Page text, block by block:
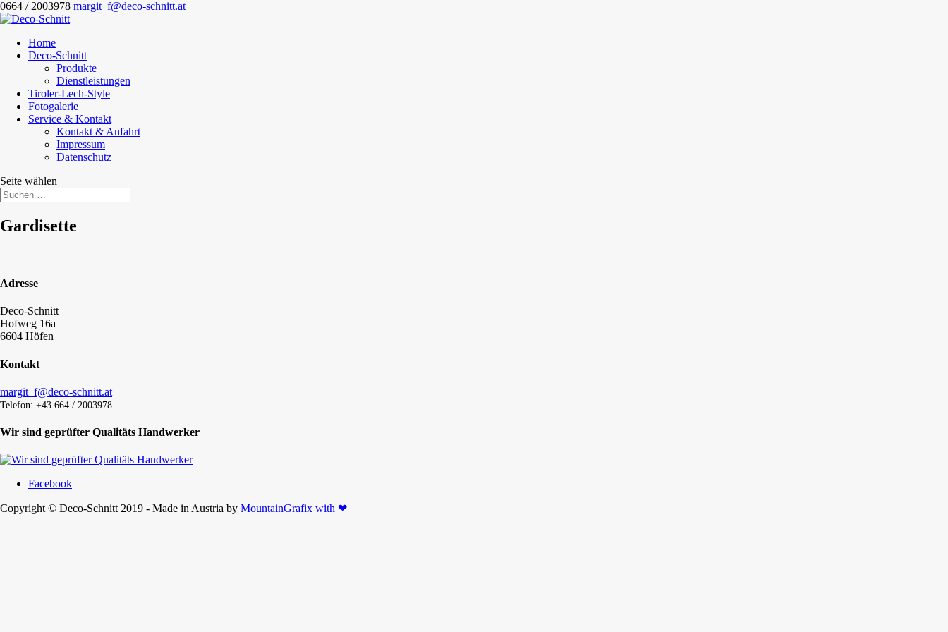
0664 / 2003978 margit_f@deco-schnitt.at
Home
Deco-Schnitt
Produkte
Dienstleistungen
Tiroler-Lech-Style
Fotogalerie
Service & Kontakt
Kontakt & Anfahrt
Impressum
Datenschutz
Seite wählen
Gardisette
Adresse
Deco-Schnitt
Hofweg 16a
6604 Höfen
Kontakt
margit_f@deco-schnitt.at
Telefon: +43 664 / 2003978
Wir sind geprüfter Qualitäts Handwerker
Facebook
Copyright © Deco-Schnitt 2019 - Made in Austria by MountainGrafix with ❤